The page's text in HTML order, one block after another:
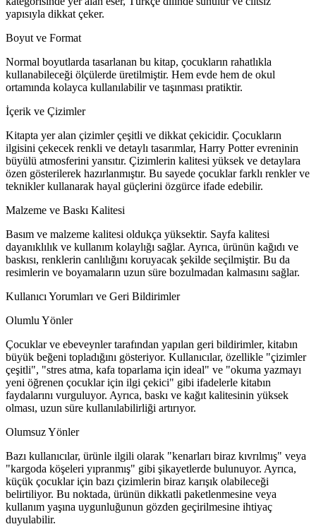
yapısıyla dikkat çeker.
Boyut ve Format
Normal boyutlarda tasarlanan bu kitap, çocukların rahatlıkla
kullanabileceği ölçülerde üretilmiştir. Hem evde hem de okul
ortamında kolayca kullanılabilir ve taşınması pratiktir.
İçerik ve Çizimler
Kitapta yer alan çizimler çeşitli ve dikkat çekicidir. Çocukların
ilgisini çekecek renkli ve detaylı tasarımlar, Harry Potter evreninin
büyülü atmosferini yansıtır. Çizimlerin kalitesi yüksek ve detaylara
özen gösterilerek hazırlanmıştır. Bu sayede çocuklar farklı renkler ve
teknikler kullanarak hayal güçlerini özgürce ifade edebilir.
Malzeme ve Baskı Kalitesi
Basım ve malzeme kalitesi oldukça yüksektir. Sayfa kalitesi
dayanıklılık ve kullanım kolaylığı sağlar. Ayrıca, ürünün kağıdı ve
baskısı, renklerin canlılığını koruyacak şekilde seçilmiştir. Bu da
resimlerin ve boyamaların uzun süre bozulmadan kalmasını sağlar.
Kullanıcı Yorumları ve Geri Bildirimler
Olumlu Yönler
Çocuklar ve ebeveynler tarafından yapılan geri bildirimler, kitabın
büyük beğeni topladığını gösteriyor. Kullanıcılar, özellikle "çizimler
çeşitli", "stres atma, kafa toparlama için ideal" ve "okuma yazmayı
yeni öğrenen çocuklar için ilgi çekici" gibi ifadelerle kitabın
faydalarını vurguluyor. Ayrıca, baskı ve kağıt kalitesinin yüksek
olması, uzun süre kullanılabilirliği artırıyor.
Olumsuz Yönler
Bazı kullanıcılar, ürünle ilgili olarak "kenarları biraz kıvrılmış" veya
"kargoda köşeleri yıpranmış" gibi şikayetlerde bulunuyor. Ayrıca,
küçük çocuklar için bazı çizimlerin biraz karışık olabileceği
belirtiliyor. Bu noktada, ürünün dikkatli paketlenmesine veya
kullanım yaşına uygunluğunun gözden geçirilmesine ihtiyaç
duyulabilir.